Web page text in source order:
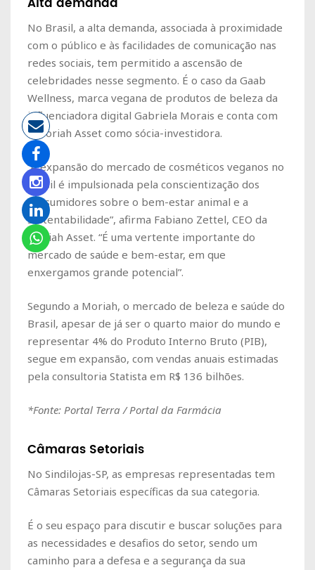
No Brasil, a alta demanda, associada à proximidade
com o público e às facilidades de comunicação nas
redes sociais, tem permitido a ascensão de
celebridades nesse segmento. É o caso da Gaab
Wellness, marca vegana de produtos de beleza da
influenciadora digital Gabriela Morais e conta com
a Moriah Asset como sócia-investidora.
“A expansão do mercado de cosméticos veganos no
Brasil é impulsionada pela conscientização dos
consumidores sobre o bem-estar animal e a
sustentabilidade”, afirma Fabiano Zettel, CEO da
Moriah Asset. “É uma vertente importante do
mercado de saúde e bem-estar, em que
enxergamos grande potencial”.
Segundo a Moriah, o mercado de beleza e saúde do
Brasil, apesar de já ser o quarto maior do mundo e
representar 4% do Produto Interno Bruto (PIB),
segue em expansão, com vendas anuais estimadas
pela consultoria Statista em R$ 136 bilhões.
*Fonte: Portal Terra / Portal da Farmácia
Câmaras Setoriais
No Sindilojas-SP, as empresas representadas tem
Câmaras Setoriais específicas da sua categoria.
É o seu espaço para discutir e buscar soluções para
as necessidades e desafios do setor, sendo um
caminho para a defesa e a segurança da sua